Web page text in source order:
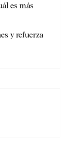
es más
y refuerza